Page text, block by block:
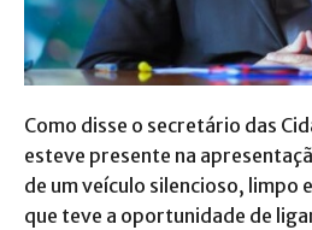
Como disse o secretário das
esteve presente na
de um veículo silencioso, limpo
que teve a oportunidade de